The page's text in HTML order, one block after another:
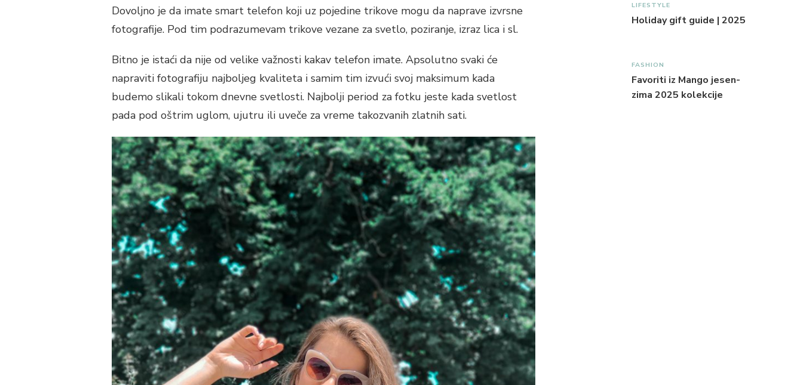
Dovoljno je da imate smart telefon koji uz pojedine trikove mogu da naprave izvrsne
fotografije. Pod tim podrazumevam trikove vezane za svetlo, poziranje, izraz lica i sl.
Bitno je istaći da nije od velike važnosti kakav telefon imate. Apsolutno svaki će
napraviti fotografiju najboljeg kvaliteta i samim tim izvući svoj maksimum kada
budemo slikali tokom dnevne svetlosti. Najbolji period za fotku jeste kada svetlost
pada pod oštrim uglom, ujutru ili uveče za vreme takozvanih zlatnih sati.
LIFESTYLE
Holiday gift guide | 2025
FASHION
Favoriti iz Mango jesen-
zima 2025 kolekcije